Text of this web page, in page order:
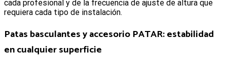
cada profesional y de la frecuencia de ajuste de altura que
requiera cada tipo de instalación.
Patas basculantes y accesorio PATAR: estabilidad
en cualquier superficie